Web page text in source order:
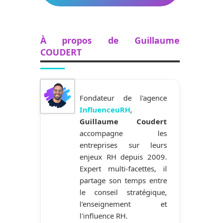
À propos de Guillaume
COUDERT
Fondateur de l'agence
InfluenceuRH,
Guillaume Coudert
accompagne les
entreprises sur leurs
enjeux RH depuis 2009.
Expert multi-facettes, il
partage son temps entre
le conseil stratégique,
l'enseignement et
l'influence RH.